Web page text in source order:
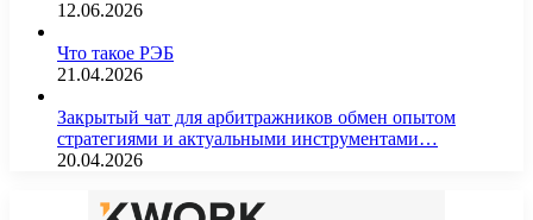
12.06.2026
Что такое РЭБ
21.04.2026
Закрытый чат для арбитражников обмен опытом
стратегиями и актуальными инструментами…
20.04.2026